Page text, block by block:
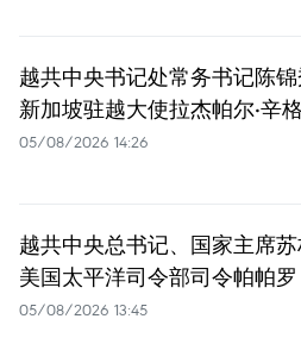
越共中央书记处常务书记陈
新加坡驻越大使拉杰帕尔·辛格
05/08/2026 14:26
越共中央总书记、国家主席
美国太平洋司令部司令帕帕罗
05/08/2026 13:45